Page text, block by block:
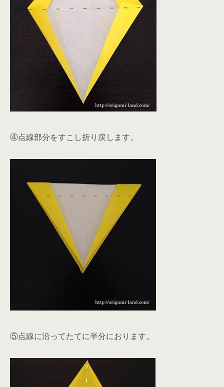
④点線部分をすこし折り戻します。
⑤点線に沿ってたてに半分におります。